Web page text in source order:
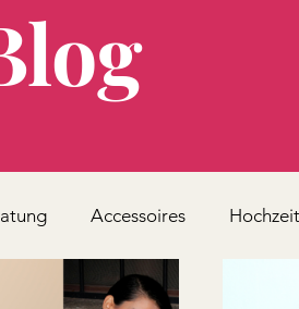
Accessoires Hochzeit